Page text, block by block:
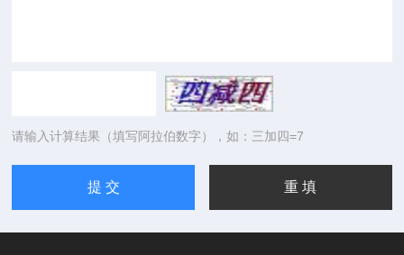
请输入计算结果（填写阿拉伯数字），如：三加四=7